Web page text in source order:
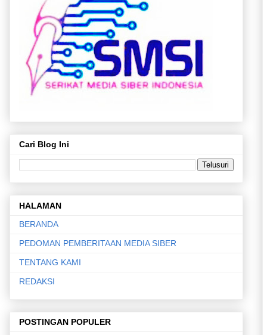
Cari Blog Ini
HALAMAN
BERANDA
PEDOMAN PEMBERITAAN MEDIA SIBER
TENTANG KAMI
REDAKSI
POSTINGAN POPULER